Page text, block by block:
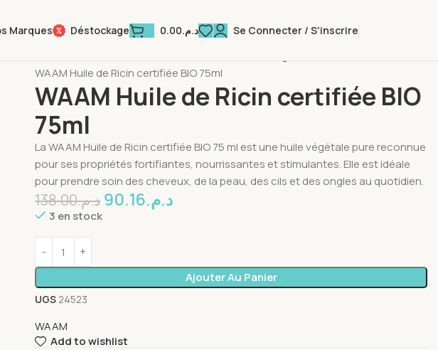
Marques Déstockage د.م.0.00 Se Connecter / S'inscrire
WAAM Huile de Ricin certifiée BIO 75ml
WAAM Huile de Ricin certifiée BIO
75ml
La WAAM Huile de Ricin certifiée BIO 75 ml est une huile végétale pure reconnue
pour ses propriétés fortifiantes, nourrissantes et stimulantes. Elle est idéale
pour prendre soin des cheveux, de la peau, des cils et des ongles au quotidien.
د.م.138.00 د.م.90.16
3 en stock
Ajouter Au Panier
UGS 24523
WAAM
Add to wishlist